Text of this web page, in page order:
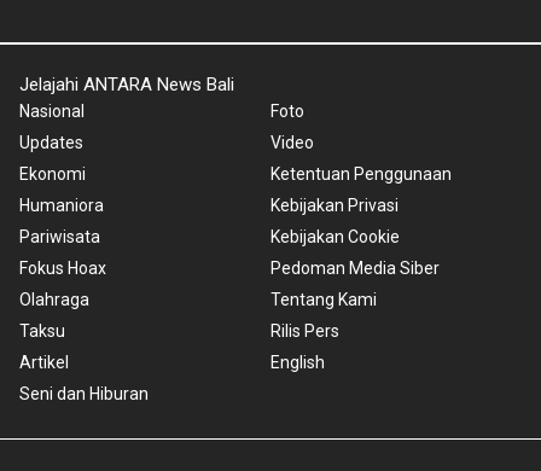
Jelajahi ANTARA News Bali
Nasional
Updates
Ekonomi
Humaniora
Pariwisata
Fokus Hoax
Olahraga
Taksu
Artikel
Seni dan Hiburan
Foto
Video
Ketentuan Penggunaan
Kebijakan Privasi
Kebijakan Cookie
Pedoman Media Siber
Tentang Kami
Rilis Pers
English